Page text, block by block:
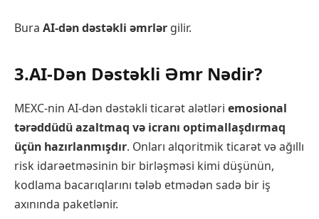
Bura AI-dən dəstəkli əmrlər gilir.
3.AI-Dən Dəstəkli Əmr Nədir?
MEXC-nin AI-dən dəstəkli ticarət alətləri emosional
tərəddüdü azaltmaq və icranı optimallaşdırmaq
üçün hazırlanmışdır. Onları alqoritmik ticarət və ağıllı
risk idarəetməsinin bir birləşməsi kimi düşünün,
kodlama bacarıqlarını tələb etmədən sadə bir iş
axınında paketlənir.